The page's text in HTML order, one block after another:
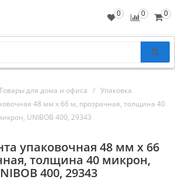
0
0
0
для дома и офиса
Упаковка
48 мм х 66 м, прозрачная, толщина 40
UNIBOB 400, 29343
упаковочная 48 мм х 66
толщина 40 микрон,
400, 29343